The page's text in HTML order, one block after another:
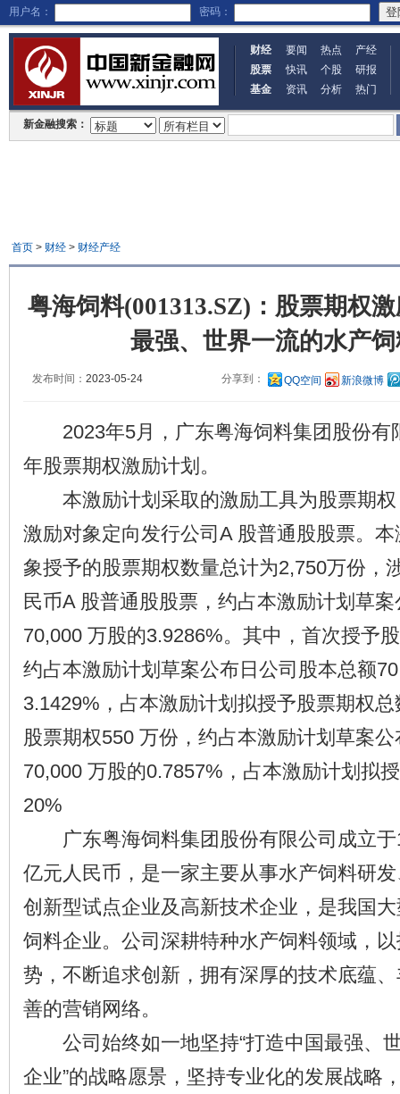
用户名： 密码：
财经 要闻 热点
产经
股票
快讯 个股
研报
基金
资讯 分析 热门
新金融搜索：
首页> 财经> 财经产经
粤海饲料(001313.SZ)：股票期权
最强、世界一流的水产
发布时间： 2023-05-24 分享到： QQ空间 新浪微博
2023年5月，广东粤海饲料集团股份有
年股票期权激励计划。
本激励计划采取的激励工具为股票期权
激励对象定向发行公司A 股普通股股票。
象授予的股票期权数量总计为2,750万份，
民币A 股普通股股票，约占本激励计划草
70,000 万股的3.9286%。其中，首次授予
约占本激励计划草案公布日公司股本总额
3.1429%，占本激励计划拟授予股票期权
股票期权550 万份，约占本激励计划草案
70,000 万股的0.7857%，占本激励计划拟
20%
广东粤海饲料集团股份有限公司成立于
亿元人民币，是一家主要从事水产饲料研
创新型试点企业及高新技术企业，是我国
饲料企业。公司深耕特种水产饲料领域，
势，不断追求创新，拥有深厚的技术底蕴
善的营销网络。
公司始终如一地坚持“打造中国最强、
企业”的战略愿景，坚持专业化的发展战略